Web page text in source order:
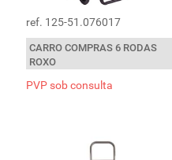
ref. 125-51.076017
CARRO COMPRAS 6 RODAS
ROXO
PVP sob consulta